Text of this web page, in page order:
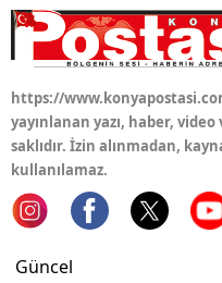
https://
yayınlanan yazı, haber,
saklıdır. İzin alınmadan,
kullanılamaz.
Güncel